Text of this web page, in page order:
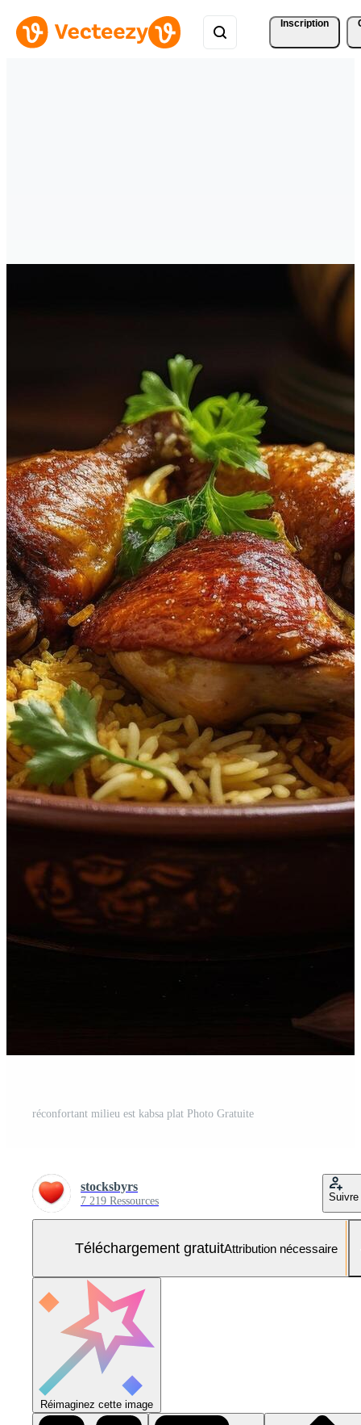
Inscription
réconfortant milieu est kabsa plat Photo Gratuite
stocksbyrs
7 219 Ressources Suivre
Téléchargement gratuitAttribution nécessaire
Réimaginez cette image